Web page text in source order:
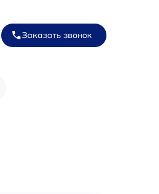
Заказать звонок